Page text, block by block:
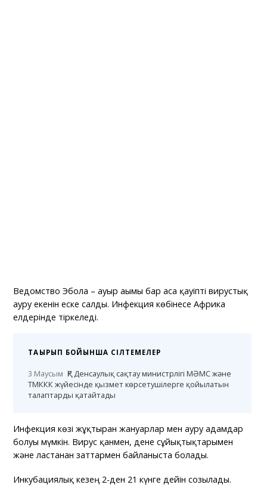
Ведомство Эбола – ауыр ағымы бар аса қауіпті вирустық
ауру екенін еске салды. Инфекция көбінесе Африка
елдерінде тіркеледі.
ТАҚЫРЫП БОЙЫНША СІЛТЕМЕЛЕР
3 Маусым ҚР Денсаулық сақтау министрлігі МӘМС және
ТМККК жүйесінде қызмет көрсетушілерге қойылатын
талаптарды қатайтады
Инфекция көзі жұқтырған жануарлар мен ауру адамдар
болуы мүмкін. Вирус қанмен, дене сұйықтықтарымен
және ластанған заттармен байланыста болады.
Инкубациялық кезең 2-ден 21 күнге дейін созылады.